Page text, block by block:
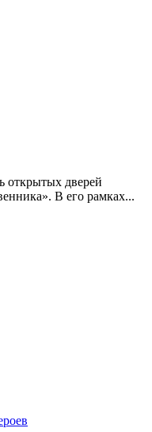
открытых дверей
В его рамках...